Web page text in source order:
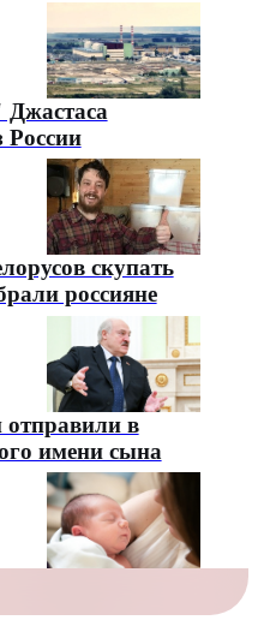
России
скупать
россияне
в
имени сына